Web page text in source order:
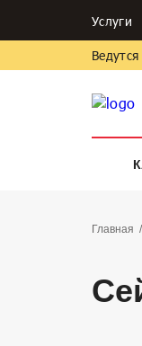
Услуги
Главная